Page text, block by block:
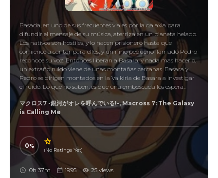
Basada, en uno de sus frecuentes viajes por la galaxia para
difundir el mensaje de su música, aterriza en un planeta helado.
Los nativos son hostiles, y lo hacen prisionero hasta que
comience a cantar para ellos, y un niño pequeño llamado Pedro
reconoce su voz. Entonces liberan a Basara, y nada mas hacerlo,
un extraño ruido viene de unas montañas cercanas. Basara y
Pedro se dirigen montados en la Valkiria de Basara a investigar
el ruido. Lo que no saben, es que una emboscada los espera..
マクロス7 -銀河がオレを呼んでいる!-, Macross 7: The Galaxy
is Calling Me
0
(No Ratings Yet)
0h 37m 1995 25 views